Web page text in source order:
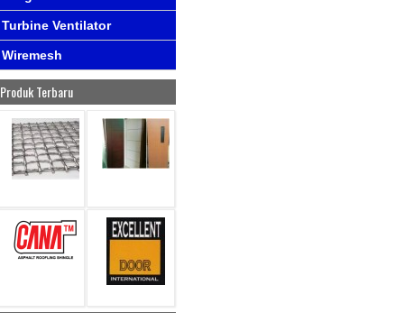
Turbine Ventilator
Wiremesh
Produk Terbaru